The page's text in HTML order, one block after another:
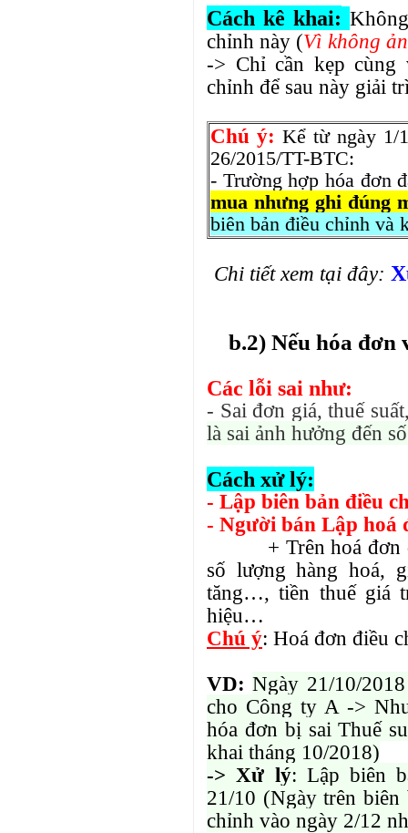
Cách kê khai:
chỉnh này (Vì không
-> Chỉ cần kẹp cùng
chỉnh để sau này giải
Chú ý: Kể từ ngày 1/
26/2015/TT-BTC:
- Trường hợp hóa đơn
mua nhưng ghi đúng
biên bản điều chỉnh và
Chi tiết xem tại đây:
b.2) Nếu hóa đơn
Các lỗi sai như:
- Sai đơn giá, thuế
là sai ảnh hưởng đến
Cách xử lý:
- Lập biên bản điều
- Người bán Lập hoá
+ Trên hoá đơn
số lượng hàng hoá,
tăng…, tiền thuế giá
hiệu…
Chú ý: Hoá đơn điều
VD: Ngày 21/10/
cho Công ty A ->
hóa đơn bị sai Thuế
khai tháng 10/2018)
-> Xử lý: Lập biên
21/10 (Ngày trên
chỉnh vào ngày 2/12